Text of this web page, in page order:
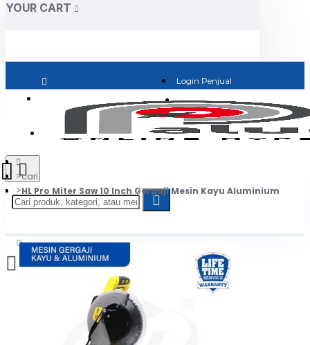
YOUR CART
Login Penjual
Jadi Penjual
0
Daftar belanja Anda kosong!
cari
HL Pro Miter Saw 10 Inch Gergaji Mesin Kayu Aluminium